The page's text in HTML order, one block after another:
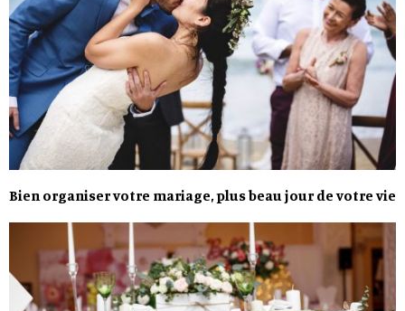
Bien organiser votre mariage, plus beau jour de votre vie